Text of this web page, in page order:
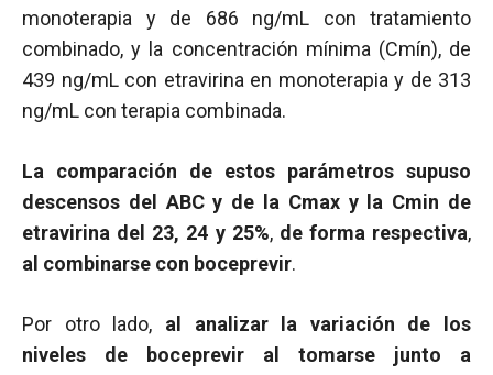
monoterapia y de 686 ng/mL con tratamiento
combinado, y la concentración mínima (Cmín), de
439 ng/mL con etravirina en monoterapia y de 313
ng/mL con terapia combinada.
La comparación de estos parámetros supuso
descensos del ABC y de la Cmax y la Cmin de
etravirina del 23, 24 y 25%,de forma respectiva,
al combinarse con boceprevir.
Por otro lado, al analizar la variación de los
niveles de boceprevir al tomarse junto a